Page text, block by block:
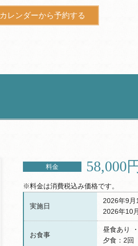
カレンダーから予約する
料金 58,000
※料金は消費税込み価格です。
実施日
2026年9月
2026年10
お食事
昼食あり
夕食：2